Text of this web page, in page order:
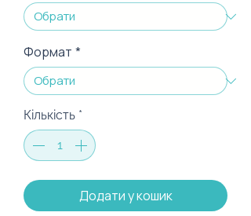
Формат *
Кількість *
Додати у кошик